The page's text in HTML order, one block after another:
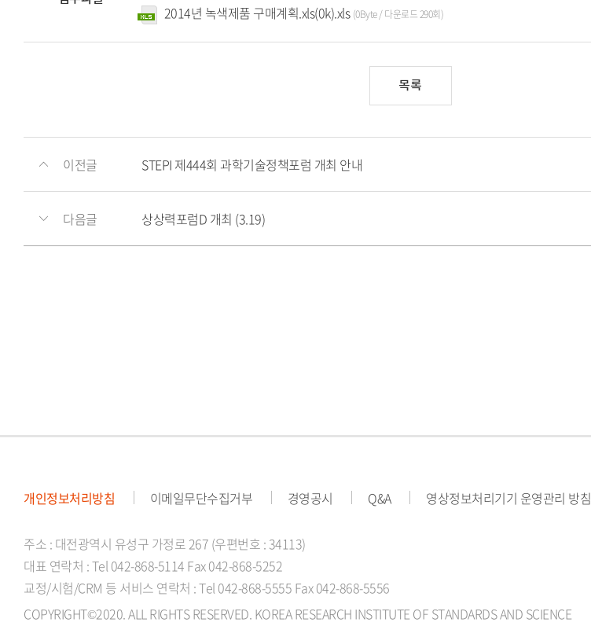
2014년 녹색제품 구매계획.xls(0k).xls (0Byte / 다운로드 290회)
목록
이전글 STEPI 제444회 과학기술정책포럼 개최 안내
다음글 상상력포럼D 개최 (3.19)
개인정보처리방침 이메일무단수집거부 경영공시 Q&A 영상정보처리기기 운영관리 방침
주소 : 대전광역시 유성구 가정로 267 (우편번호 : 34113)
대표 연락처 : Tel 042-868-5114 Fax 042-868-5252
교정/시험/CRM 등 서비스 연락처 : Tel 042-868-5555 Fax 042-868-5556
COPYRIGHT©2020. ALL RIGHTS RESERVED. KOREA RESEARCH INSTITUTE OF STANDARDS AND SCIENCE